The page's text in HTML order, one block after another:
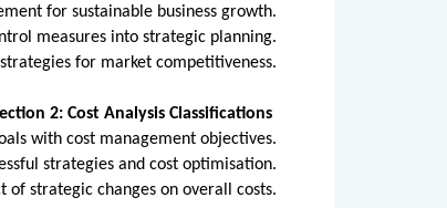
for sustainable business growth.
measures into strategic planning.
for market competitiveness.
2: Cost Analysis Classifications
with cost management objectives.
strategies and cost optimisation.
of strategic changes on overall costs.